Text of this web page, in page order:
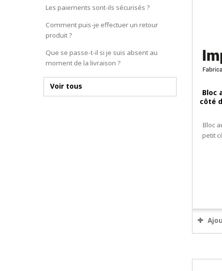
Les paiements sont-ils sécurisés ?
Comment puis-je effectuer un retour
produit ?
Que se passe-t-il si je suis absent au
moment de la livraison ?
Voir tous
Bloc
côté
Bloc
petit